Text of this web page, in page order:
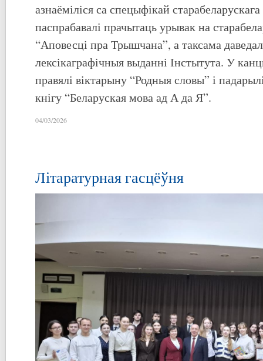
азнаёміліся са спецыфікай
паспрабавалі прачытаць урывак на
“Аповесці пра Трышчана”, а таксама
лексікаграфічныя выданні Інстытута. У
правялі віктарыну “Родныя словы” і
кнігу “Беларуская мова ад А да Я”.
04/03/2026
Літаратурная гасцёўня